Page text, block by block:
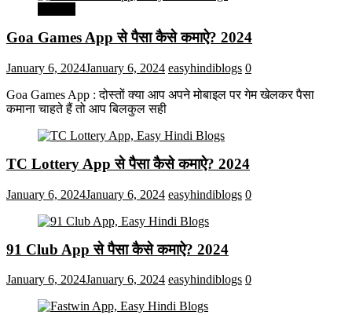
Goa Games App से पैसा कैसे कमाऐ? 2024
January 6, 2024January 6, 2024 easyhindiblogs 0
Goa Games App : दोस्तों क्या आप अपने मोबाइल पर गेम खेलकर पैसा
कमाना चाहते हैं तो आप बिलकुल सही
TC Lottery App से पैसा कैसे कमाऐ? 2024
January 6, 2024January 6, 2024 easyhindiblogs 0
91 Club App से पैसा कैसे कमाऐ? 2024
January 6, 2024January 6, 2024 easyhindiblogs 0